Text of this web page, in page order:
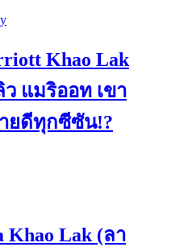
Khao Lak
ว แมริออท เขา
ยดีทุกซีซัน!?
Khao Lak (ลา